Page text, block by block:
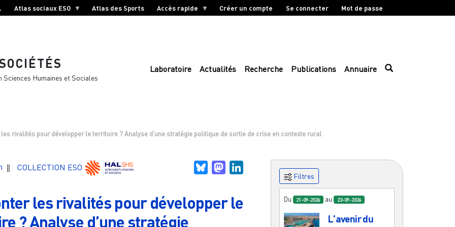
Atlas sociaux ESO Atlas des Sports Accès rapide Créer un compte Se connecter Mot de passe
Humaines et Sociales
Laboratoire Actualités Recherche Publications Annuaire
rivalités pour développer le territoire ? Analyse d’une stratégie politique de sortie de crise en contexte rural
COLLECTION ESO BlueskyMastodon
les rivalités pour développer le
? Analyse d’une stratégie
Filtres
Du 21-09-2026 au 23-09-2026
L'avenir du